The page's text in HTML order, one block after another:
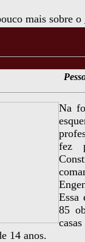
mais sobre o
Na
fez
Essa
85
14 anos.